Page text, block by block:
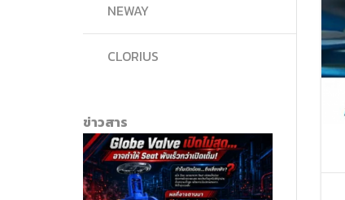
NEWAY
CLORIUS
ข่าวสาร